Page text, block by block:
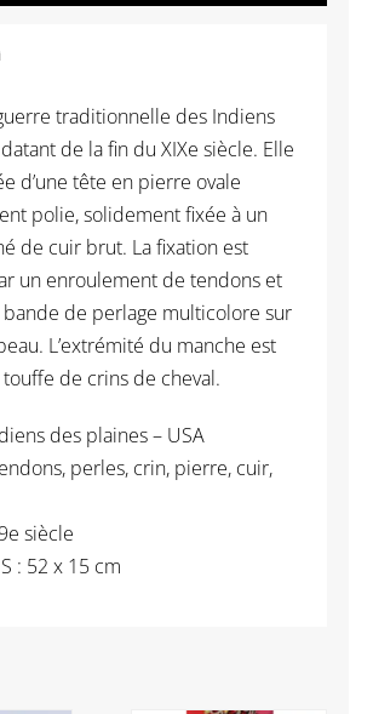
en
pierre
-
Indiens
des
plaines
traditionnelle des Indiens
de la fin du XIXe siècle. Elle
d’une tête en pierre ovale
polie, solidement fixée à un
de cuir brut. La fixation est
un enroulement de tendons et
bande de perlage multicolore sur
L’extrémité du manche est
touffe de crins de cheval.
des plaines – USA
perles, crin, pierre, cuir,
siècle
: 52 x 15 cm